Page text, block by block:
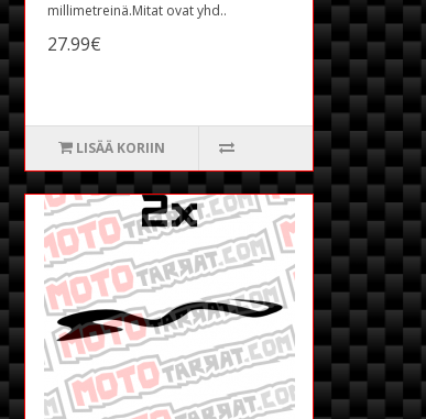
millimetreinä.Mitat ovat yhd..
27.99€
LISÄÄ KORIIN